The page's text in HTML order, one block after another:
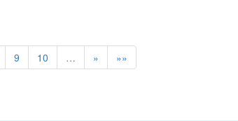
9 10 … » »»